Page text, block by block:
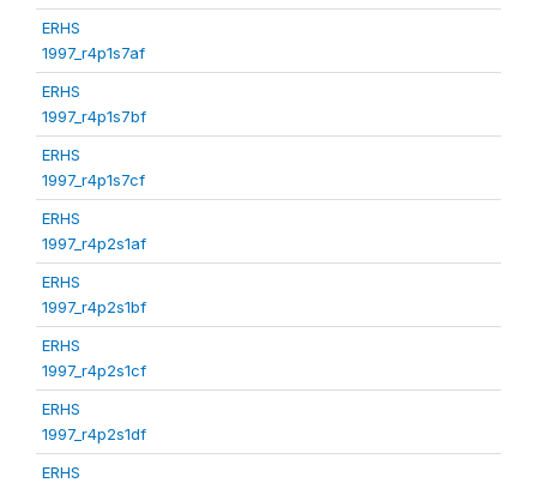
ERHS
1997_r4p1s7af
ERHS
1997_r4p1s7bf
ERHS
1997_r4p1s7cf
ERHS
1997_r4p2s1af
ERHS
1997_r4p2s1bf
ERHS
1997_r4p2s1cf
ERHS
1997_r4p2s1df
ERHS